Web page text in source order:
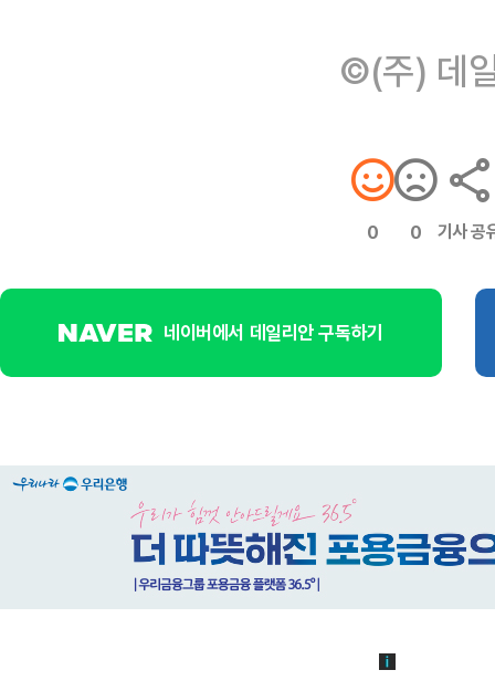
©(주) 데
0 0 기사 공
네이버에서 데일리안 구독하기